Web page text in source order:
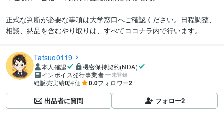
正式な判断が必要な事項は大学窓口へご確認ください。日程調整、
相談、納品を含むやり取りは、すべてココナラ内で行います。
Tatsuo0119
本人確認
機密保持契約(NDA)
インボイス発行事業者
未登録
総販売実績0評価 0.0フォロワー2
出品者に質問 フォロー2